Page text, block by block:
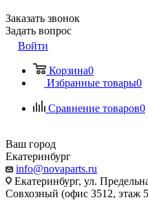
Заказать звонок
Задать вопрос
Войти
Корзина0
Избранные товары0
Сравнение товаров0
Ваш город
Екатеринбург
info@novaparts.ru
Екатеринбург, ул.
Совхозный (офис 3512, этаж